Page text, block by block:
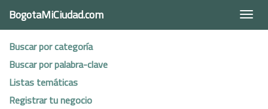
BogotaMiCiudad.com
Buscar por categoría
Buscar por palabra-clave
Listas temáticas
Registrar tu negocio